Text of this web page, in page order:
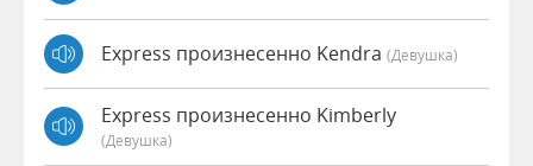
Express произнесенно Kendra (девушка)
Express произнесенно Kimberly
(девушка)